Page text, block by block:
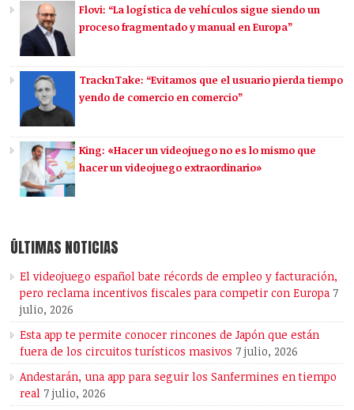
Flovi: “La logística de vehículos sigue siendo un
proceso fragmentado y manual en Europa”
TracknTake: “Evitamos que el usuario pierda tiempo
yendo de comercio en comercio”
King: «Hacer un videojuego no es lo mismo que
hacer un videojuego extraordinario»
ÚLTIMAS NOTICIAS
El videojuego español bate récords de empleo y facturación,
pero reclama incentivos fiscales para competir con Europa 7
julio, 2026
Esta app te permite conocer rincones de Japón que están
fuera de los circuitos turísticos masivos 7 julio, 2026
Andestarán, una app para seguir los Sanfermines en tiempo
real 7 julio, 2026